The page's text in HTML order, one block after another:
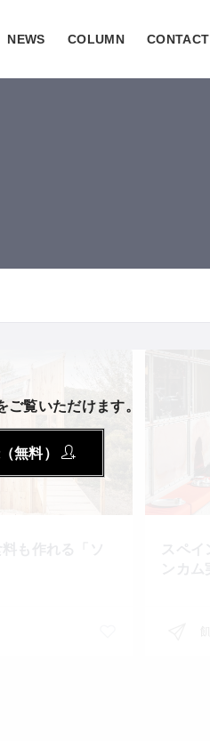
NEWS COLUMN CONTACT
覧いただけます。
無料）